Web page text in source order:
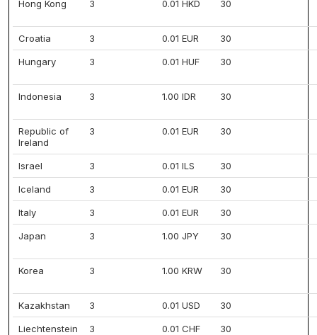
Hong Kong 3 0.01 HKD 30
Croatia 3 0.01 EUR 30
Hungary 3 0.01 HUF 30
Indonesia 3 1.00 IDR 30
Republic of
Ireland
3 0.01 EUR 30
Israel 3 0.01 ILS 30
Iceland 3 0.01 EUR 30
Italy 3 0.01 EUR 30
Japan 3 1.00 JPY 30
Korea 3 1.00 KRW 30
Kazakhstan 3 0.01 USD 30
Liechtenstein 3 0.01 CHF 30